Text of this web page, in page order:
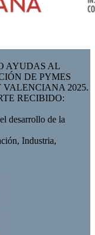
AYUDAS AL
DE PYMES
VALENCIANA 2025.
RECIBIDO:
desarrollo de la
Industria,